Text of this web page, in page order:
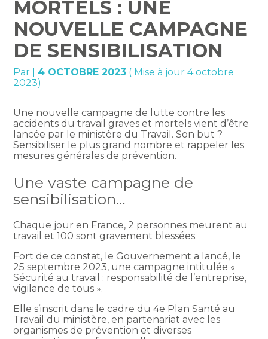
MORTELS : UNE
NOUVELLE CAMPAGNE
DE SENSIBILISATION
Par 4 OCTOBRE 2023 ( Mise à jour 4 octobre
2023)
Une nouvelle campagne de lutte contre les
accidents du travail graves et mortels vient d’être
lancée par le ministère du Travail. Son but ?
Sensibiliser le plus grand nombre et rappeler les
mesures générales de prévention.
Une vaste campagne de
sensibilisation…
Chaque jour en France, 2 personnes meurent au
travail et 100 sont gravement blessées.
Fort de ce constat, le Gouvernement a lancé, le
25 septembre 2023, une campagne intitulée «
Sécurité au travail : responsabilité de l’entreprise,
vigilance de tous ».
Elle s’inscrit dans le cadre du 4e Plan Santé au
Travail du ministère, en partenariat avec les
organismes de prévention et diverses